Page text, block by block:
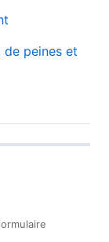
de peines et